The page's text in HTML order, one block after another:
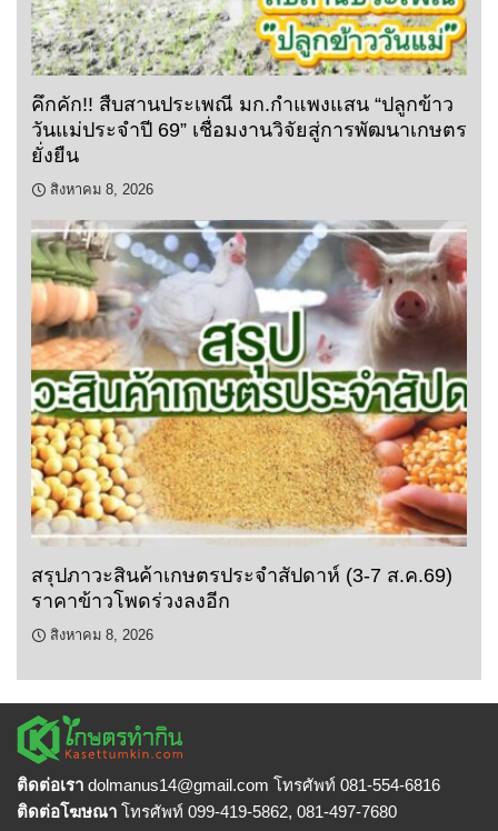
คึกคัก!! สืบสานประเพณี มก.กำแพงแสน “ปลูกข้าว
วันแม่ประจำปี 69” เชื่อมงานวิจัยสู่การพัฒนาเกษตร
ยั่งยืน
สิงหาคม 8, 2026
สรุปภาวะสินค้าเกษตรประจำสัปดาห์ (3-7 ส.ค.69)
ราคาข้าวโพดร่วงลงอีก
สิงหาคม 8, 2026
ติดต่อเรา dolmanus14@gmail.com โทรศัพท์ 081-554-6816
ติดต่อโฆษณา โทรศัพท์ 099-419-5862, 081-497-7680